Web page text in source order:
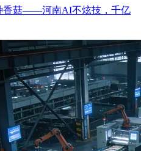
香菇——河南AI不炫技，千亿